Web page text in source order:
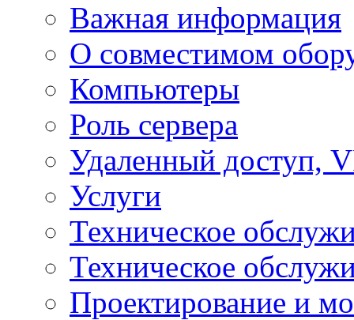
Важная информация
О совместимом
Компьютеры
Роль сервера
Удаленный доступ,
Услуги
Техническое
Техническое
Проектирование и